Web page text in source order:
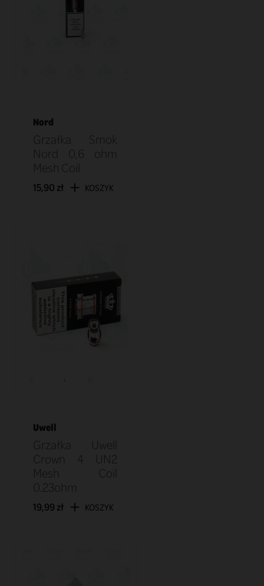
Nord
Grzałka Smok
Nord 0,6 ohm
Mesh Coil
15,90 zł KOSZYK
Uwell
Grzałka Uwell
Crown 4 UN2
Mesh Coil
0.23ohm
19,99 zł KOSZYK